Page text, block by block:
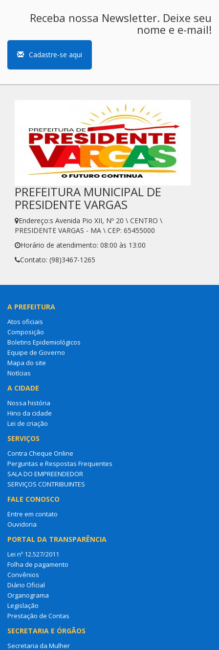
Receba nossa Newsletter. Deixe seu
nome e e-mail!
Cadastre-se aqui
PREFEITURA MUNICIPAL DE
PRESIDENTE VARGAS
Endereço:s Avenida Pio XII, Nº 20 \ CENTRO \
PRESIDENTE VARGAS - MA \ CEP: 65455000
Horário de atendimento: 08:00 às 13:00
Contato: (98)3467-1265
A PREFEITURA
Atos oficiais
Composição
Boletins Epidemiológicos
Equipe de Governo
Mapa do site
Notícias
A CIDADE
Nossa história
Hino da cidade
Lei de criação
SERVIÇOS
Contra Cheque Online
Perguntas e Respostas Frequentes
SALA DO EMPREENDEDOR
SERVIÇOS CONTRIBUINTES
FALE CONOSCO
Entre em contato
Ouvidoria
PORTAL DA TRANSPARÊNCIA
Lei nº 12.527/2011
Folha de pagamento
Convênios
Diário Oficial
Organograma
Legislação
Prestação de Contas
SECRETARIA E ÓRGÃOS
Secretaria da Mulher